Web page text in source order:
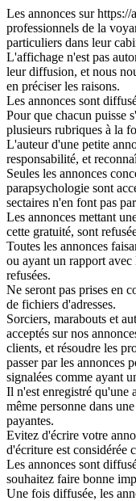
Les annonces sur
professionnels de la
particuliers dans leur
L'affichage n'est pas
leur diffusion, et nous
en préciser les raisons.
Les annonces sont
Pour que chacun puisse
plusieurs rubriques à la
L'auteur d'une petite
responsabilité, et
Seules les annonces
parapsychologie sont
sectaires n'en font pas
Les annonces mettant
cette gratuité, sont
Toutes les annonces
ou ayant un rapport avec
refusées.
Ne seront pas prises en
de fichiers d'adresses.
Sorciers, marabouts et
acceptés sur nos
clients, et résoudre les
passer par les annonces
signalées comme ayant
Il n'est enregistré qu'une
même personne dans
payantes.
Evitez d'écrire votre
d'écriture est considérée
Les annonces sont
souhaitez faire bonne
Une fois diffusée, les